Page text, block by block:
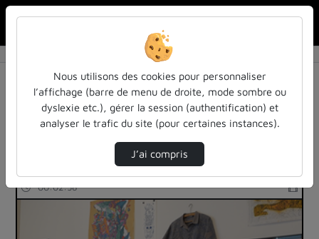
Résultats de la recherche
Filtres actifs (cliquer pour en retirer) :
galerie
00:02:58
Nous utilisons des cookies pour personnaliser
l’affichage (barre de menu de droite, mode sombre ou
dyslexie etc.), gérer la session (authentification) et
analyser le trafic du site (pour certaines instances).
J’ai compris